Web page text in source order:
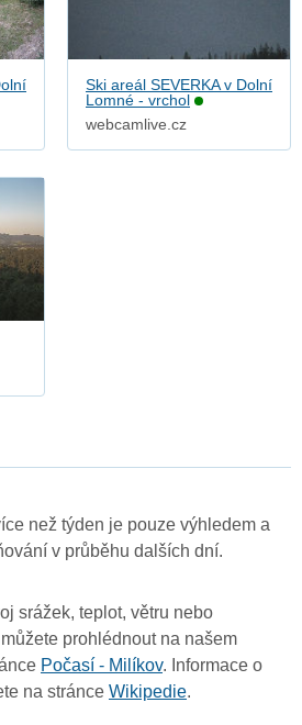
Ski areál SEVERKA v Dolní
Lomné - vrchol
webcamlive.cz
než týden je pouze výhledem a
v průběhu dalších dní.
srážek, teplot, větru nebo
prohlédnout na našem
Počasí - Milíkov. Informace o
na stránce Wikipedie.